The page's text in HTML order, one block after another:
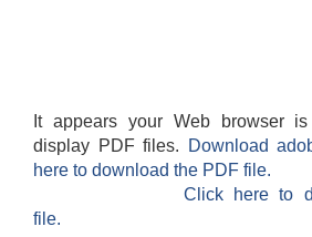
It appears your Web browser
display PDF files.
Download
here to download the PDF file.
Click here to
file.